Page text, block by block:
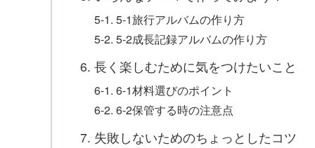
5-1. 5-1旅行アルバムの作り方
5-2. 5-2成長記録アルバムの作り方
6. 長く楽しむために気をつけたいこと
6-1. 6-1材料選びのポイント
6-2. 6-2保管する時の注意点
7. 失敗しないためのちょっとしたコツ